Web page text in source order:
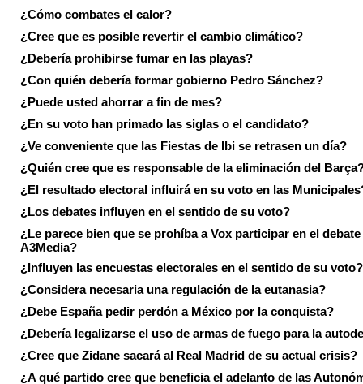
¿Cómo combates el calor?
¿Cree que es posible revertir el cambio climático?
¿Debería prohibirse fumar en las playas?
¿Con quién debería formar gobierno Pedro Sánchez?
¿Puede usted ahorrar a fin de mes?
¿En su voto han primado las siglas o el candidato?
¿Ve conveniente que las Fiestas de Ibi se retrasen un día?
¿Quién cree que es responsable de la eliminación del
¿El resultado electoral influirá en su voto en las
¿Los debates influyen en el sentido de su voto?
¿Le parece bien que se prohíba a Vox participar en el debate
A3Media?
¿Influyen las encuestas electorales en el sentido de su voto?
¿Considera necesaria una regulación de la eutanasia?
¿Debe España pedir perdón a México por la conquista?
¿Debería legalizarse el uso de armas de fuego para la
¿Cree que Zidane sacará al Real Madrid de su actual crisis?
¿A qué partido cree que beneficia el adelanto de las